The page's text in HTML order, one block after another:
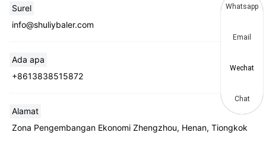
Surel
info@shuliybaler.com
Ada apa
+8613838515872
Alamat
Zona Pengembangan Ekonomi Zhengzhou, Henan, Tiongkok
Whatsapp
Email
Wechat
Chat